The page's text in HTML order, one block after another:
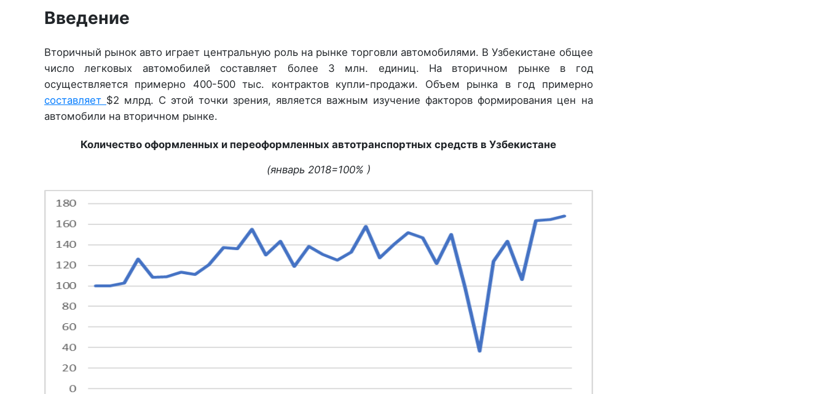
Введение
Вторичный рынок авто играет центральную роль на рынке торговли автомобилями. В Узбекистане общее
число легковых автомобилей составляет более 3 млн. единиц. На вторичном рынке в год
осуществляется примерно 400-500 тыс. контрактов купли-продажи. Объем рынка в год примерно
составляет $2 млрд. С этой точки зрения, является важным изучение факторов формирования цен на
автомобили на вторичном рынке.
Количество оформленных и переоформленных автотранспортных средств в Узбекистане
(январь 2018=100% )